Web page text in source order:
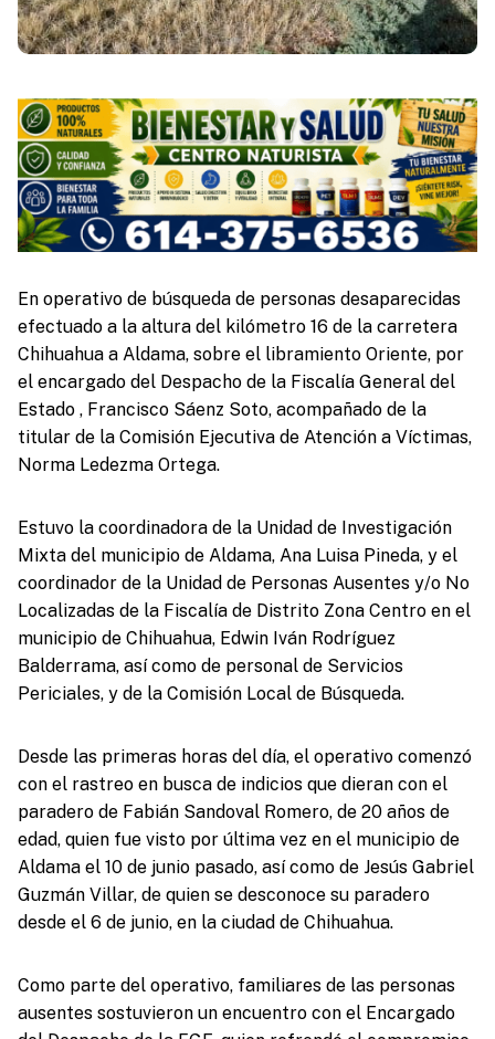
En operativo de búsqueda de personas desaparecidas
efectuado a la altura del kilómetro 16 de la carretera
Chihuahua a Aldama, sobre el libramiento Oriente, por
el encargado del Despacho de la Fiscalía General del
Estado , Francisco Sáenz Soto, acompañado de la
titular de la Comisión Ejecutiva de Atención a Víctimas,
Norma Ledezma Ortega.
Estuvo la coordinadora de la Unidad de Investigación
Mixta del municipio de Aldama, Ana Luisa Pineda, y el
coordinador de la Unidad de Personas Ausentes y/o No
Localizadas de la Fiscalía de Distrito Zona Centro en el
municipio de Chihuahua, Edwin Iván Rodríguez
Balderrama, así como de personal de Servicios
Periciales, y de la Comisión Local de Búsqueda.
Desde las primeras horas del día, el operativo comenzó
con el rastreo en busca de indicios que dieran con el
paradero de Fabián Sandoval Romero, de 20 años de
edad, quien fue visto por última vez en el municipio de
Aldama el 10 de junio pasado, así como de Jesús Gabriel
Guzmán Villar, de quien se desconoce su paradero
desde el 6 de junio, en la ciudad de Chihuahua.
Como parte del operativo, familiares de las personas
ausentes sostuvieron un encuentro con el Encargado